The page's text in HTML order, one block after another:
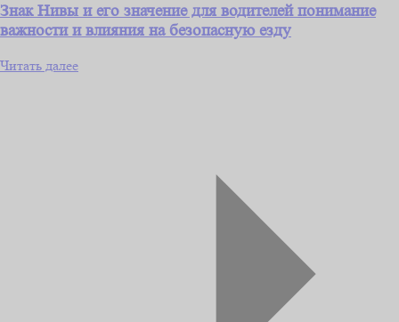
Знак Нивы и его значение для водителей понимание
важности и влияния на безопасную езду
Читать далее